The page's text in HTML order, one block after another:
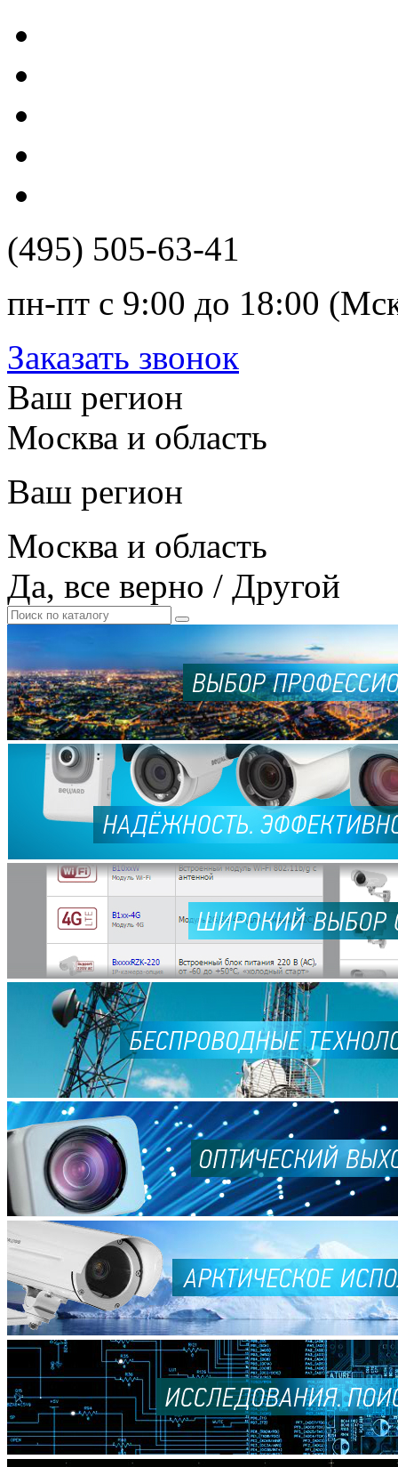
(495) 505-63-41
пн-пт с 9:00 до 18:00
Заказать звонок
Ваш регион
Москва и область
Ваш регион
Москва и область
Да, все верно / Другой